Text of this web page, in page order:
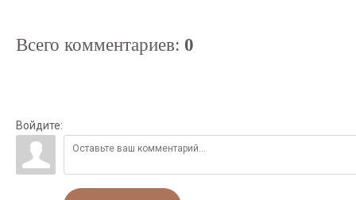
Всего комментариев: 0
Войдите: